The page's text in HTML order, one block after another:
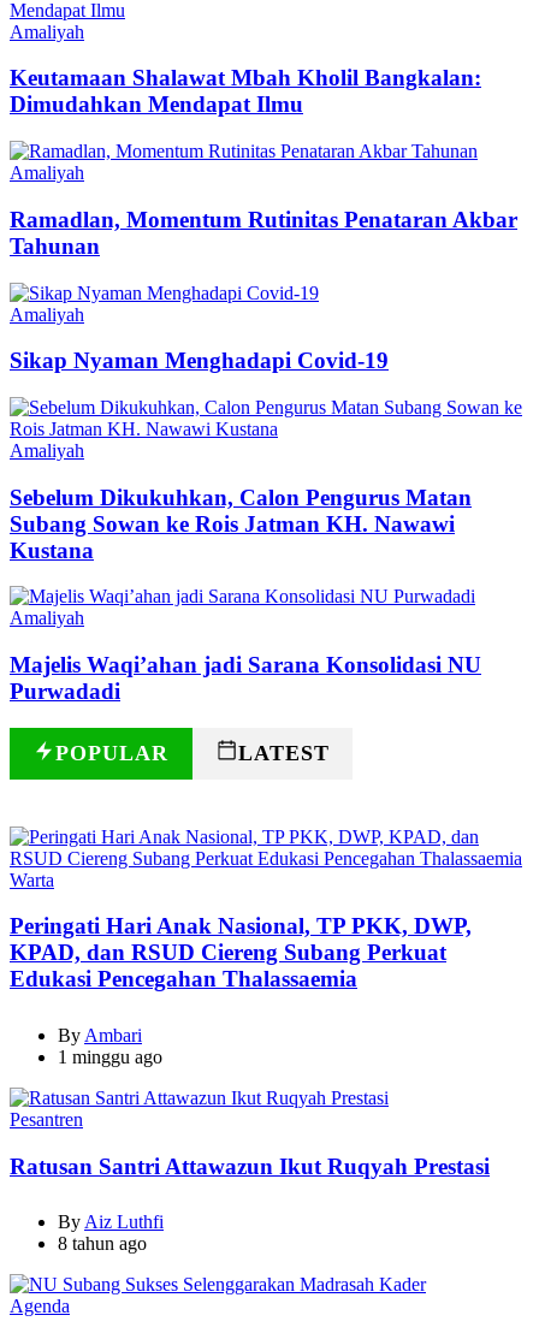
Categories
Amaliyah
Keutamaan Shalawat Mbah Kholil Bangkalan:
Dimudahkan Mendapat Ilmu
Categories
Amaliyah
Ramadlan, Momentum Rutinitas Penataran Akbar
Tahunan
Categories
Amaliyah
Sikap Nyaman Menghadapi Covid-19
Categories
Amaliyah
Sebelum Dikukuhkan, Calon Pengurus Matan
Subang Sowan ke Rois Jatman KH. Nawawi
Kustana
Categories
Amaliyah
Majelis Waqi’ahan jadi Sarana Konsolidasi NU
Purwadadi
POPULAR LATEST
Categories
Warta
Peringati Hari Anak Nasional, TP PKK, DWP,
KPAD, dan RSUD Ciereng Subang Perkuat
Edukasi Pencegahan Thalassaemia
By Ambari
1 minggu ago
Categories
Pesantren
Ratusan Santri Attawazun Ikut Ruqyah Prestasi
ByAiz Luthfi
8 tahun ago
Categories
Agenda